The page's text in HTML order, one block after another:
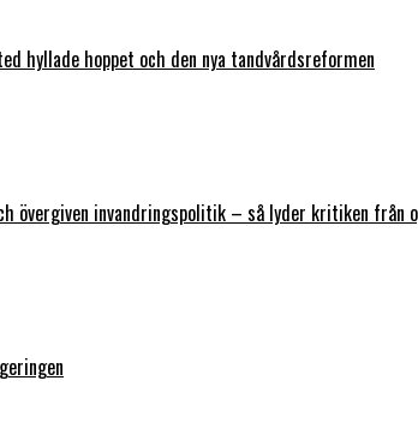
hyllade hoppet och den nya tandvårdsreformen
övergiven invandringspolitik – så lyder kritiken från